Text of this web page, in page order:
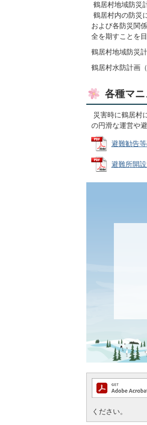
鶴居村地域防災
鶴居村内の防災
および各防災関
全を期すことを
鶴居村地域防災
鶴居村水防計画（
各種マ
災害時に鶴居村
の円滑な運営や
避難勧告
避難所開
ください。